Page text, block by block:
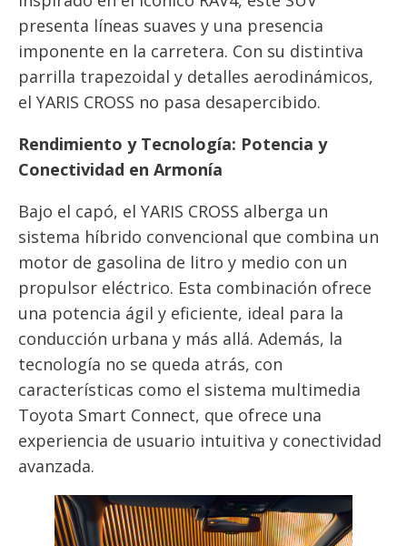
presenta líneas suaves y una presencia
imponente en la carretera. Con su distintiva
parrilla trapezoidal y detalles aerodinámicos,
el YARIS CROSS no pasa desapercibido.
Rendimiento y Tecnología: Potencia y
Conectividad en Armonía
Bajo el capó, el YARIS CROSS alberga un
sistema híbrido convencional que combina un
motor de gasolina de litro y medio con un
propulsor eléctrico. Esta combinación ofrece
una potencia ágil y eficiente, ideal para la
conducción urbana y más allá. Además, la
tecnología no se queda atrás, con
características como el sistema multimedia
Toyota Smart Connect, que ofrece una
experiencia de usuario intuitiva y conectividad
avanzada.